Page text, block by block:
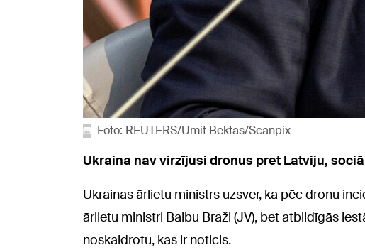
Foto: REUTERS/Umit Bektas/Scanpix
Ukraina nav virzījusi dronus pret Latviju,
Ukrainas ārlietu ministrs uzsver, ka pēc dronu
ārlietu ministri Baibu Braži (JV), bet atbildīgās
noskaidrotu, kas ir noticis.